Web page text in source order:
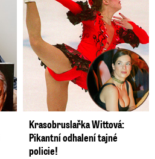
Krasobruslařka Wittová:
Pikantní odhalení tajné
policie!